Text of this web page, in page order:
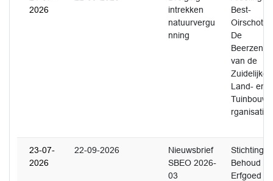
2026
intrekken
natuurvergu
nning
Best-
Oirschot-
De
Beerzen
van de
Zuidelijke
Land- en
Tuinbouwo
rganisatie
23-07-
2026
22-09-2026
Nieuwsbrief
SBEO 2026-
03
Stichting
Behoud
Erfgoed